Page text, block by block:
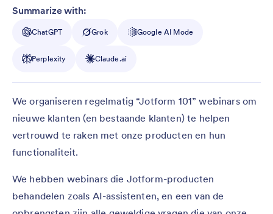
Summarize with:
ChatGPT Grok Google AI Mode
Perplexity Claude.ai
We organiseren regelmatig “Jotform 101” webinars om
nieuwe klanten (en bestaande klanten) te helpen
vertrouwd te raken met onze producten en hun
functionaliteit.
We hebben webinars die Jotform-producten
behandelen zoals AI-assistenten, en een van de